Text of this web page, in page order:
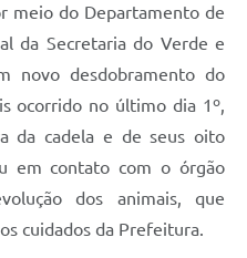
meio do Departamento de
da Secretaria do Verde e
novo desdobramento do
ocorrido no último dia 1º,
da cadela e de seus oito
em contato com o órgão
dos animais, que
cuidados da Prefeitura.